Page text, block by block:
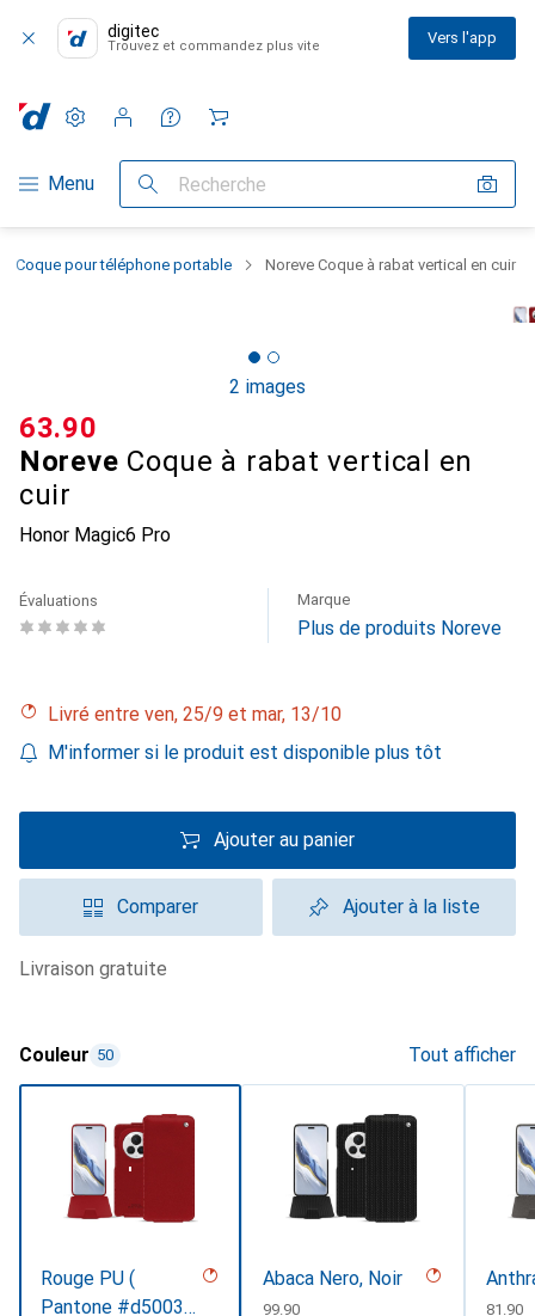
digitec
Trouvez et commandez plus vite Vers l'app
Navigation par catégorie
Menu Recherche
Paramètres
Compte client
Listes de comparaison
Listes d'envies
Panier
Coque pour téléphone portable Noreve Coque à rabat vertical en cuir
2 images
Noreve Coque à rabat vertical en
cuir
Honor Magic6 Pro
CHF
63.90
Évaluations Marque
Plus de produits Noreve
Livré entre ven, 25/9 et mar, 13/10
M'informer si le produit est disponible plus tôt
Ajouter au panier
Comparer Ajouter à la liste
livraison gratuite
Couleur 50 Tout afficher
Rouge PU (
Pantone #d50032
Abaca Nero, Noir
CHF
99.90 CHF
81.90